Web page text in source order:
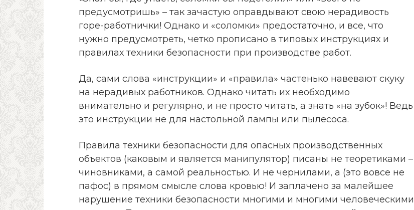
предусмотришь» – так зачастую оправдывают свою нерадивость
горе-работнички! Однако и «соломки» предостаточно, и все, что
нужно предусмотреть, четко прописано в типовых инструкциях и
правилах техники безопасности при производстве работ.
Да, сами слова «инструкции» и «правила» частенько навевают скуку
на нерадивых работников. Однако читать их необходимо
внимательно и регулярно, и не просто читать, а знать «на зубок»! Ведь
это инструкции не для настольной лампы или пылесоса.
Правила техники безопасности для опасных производственных
объектов (каковым и является манипулятор) писаны не теоретиками –
чиновниками, а самой реальностью. И не чернилами, а (это вовсе не
пафос) в прямом смысле слова кровью! И заплачено за малейшее
нарушение техники безопасности многими и многими человеческими